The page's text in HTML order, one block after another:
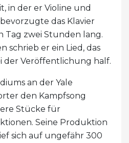
in der er Violine und
das Klavier
Tag zwei Stunden lang.
schrieb er ein Lied, das
der Veröffentlichung half.
an der Yale
den Kampfsong
Stücke für
Seine Produktion
sich auf ungefähr 300